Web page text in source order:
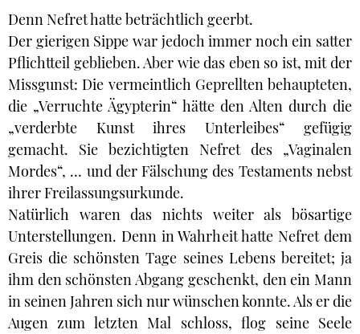
Denn Nefret hatte beträchtlich geerbt.
Der gierigen Sippe war jedoch immer noch ein satter
Pflichtteil geblieben. Aber wie das eben so ist, mit der
Missgunst: Die vermeintlich Geprellten behaupteten,
die „Verruchte Ägypterin“ hätte den Alten durch die
„verderbte Kunst ihres Unterleibes“ gefügig
gemacht. Sie bezichtigten Nefret des „Vaginalen
Mordes“, … und der Fälschung des Testaments nebst
ihrer Freilassungsurkunde.
Natürlich waren das nichts weiter als bösartige
Unterstellungen. Denn in Wahrheit hatte Nefret dem
Greis die schönsten Tage seines Lebens bereitet; ja
ihm den schönsten Abgang geschenkt, den ein Mann
in seinen Jahren sich nur wünschen konnte. Als er die
Augen zum letzten Mal schloss, flog seine Seele